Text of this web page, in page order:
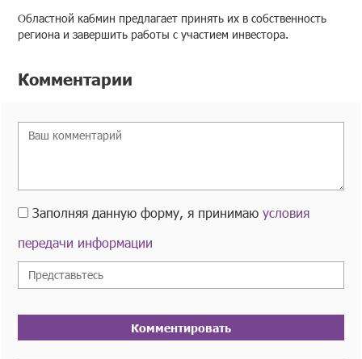
Областной кабмин предлагает принять их в собственность
региона и завершить работы с участием инвестора.
Комментарии
Заполняя данную форму, я принимаюусловия
передачи информации
Комментировать